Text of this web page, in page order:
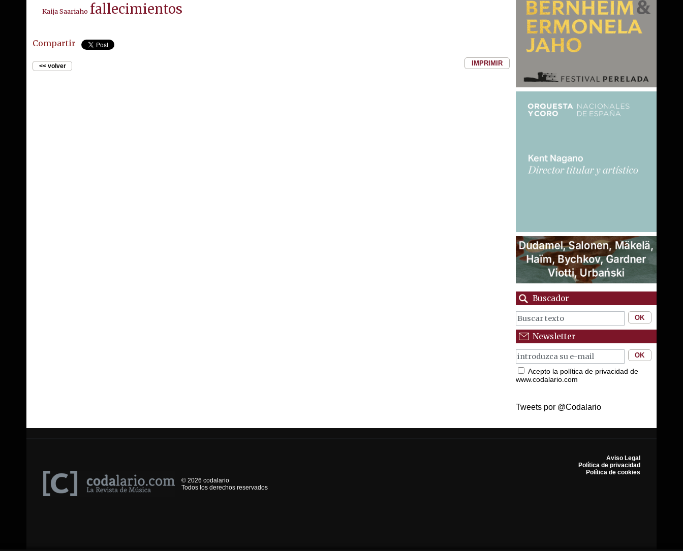
Kaija Saariaho fallecimientos
Compartir
<< volver IMPRIMIR
Buscador
Newsletter
Acepto la política de privacidad de
www.codalario.com
Tweets por @Codalario
© 2026 codalario
Todos los derechos reservados
Aviso Legal
Política de privacidad
Política de cookies